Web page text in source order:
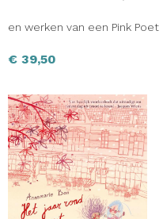
en werken van een Pink Poet
€ 39,50